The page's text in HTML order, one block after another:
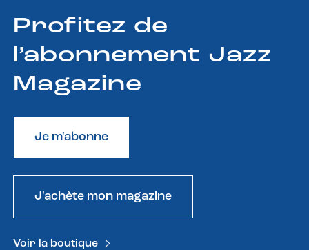
Profitez de
l’abonnement Jazz
Magazine
Je m'abonne
J'achète mon magazine
Voir la boutique